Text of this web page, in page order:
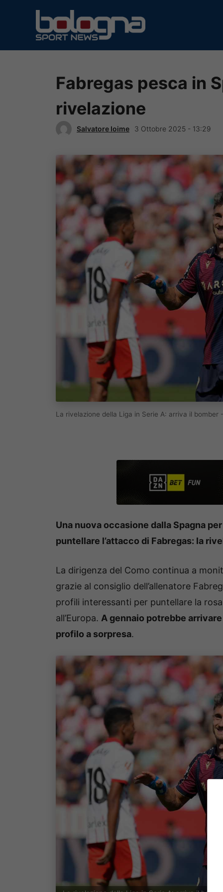
contenuto
Fabregas pesca in
rivelazione
Salvatore Ioime 3 Ottobre 2025 - 13:29
La rivelazione della Liga in Serie A: arriva il
Una nuova occasione dalla Spagna
puntellare l’attacco di Fabregas: la
La dirigenza del Como continua a
grazie al consiglio dell’allenatore
profili interessanti per puntellare la
all’Europa. A gennaio potrebbe
profilo a sorpresa.